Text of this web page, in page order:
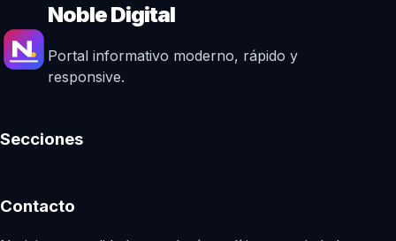
Noble Digital
Portal informativo moderno, rápido y
responsive.
Secciones
Contacto